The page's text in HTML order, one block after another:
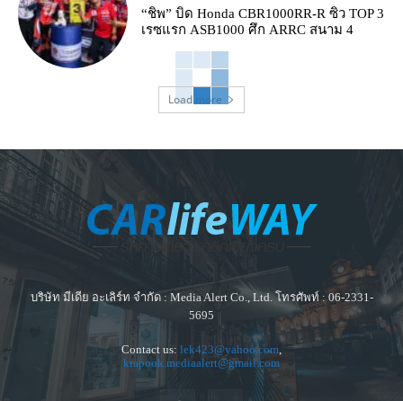
“ชิพ” บิด Honda CBR1000RR-R ซิว TOP 3
เรซแรก ASB1000 ศึก ARRC สนาม 4
Load more
บริษัท มีเดีย อะเลิร์ท จำกัด : Media Alert Co., Ltd. โทรศัพท์ : 06-2331-
5695
Contact us: lek423@yahoo.com,
krapook.mediaalert@gmail.com